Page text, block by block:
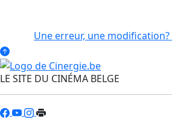
Une erreur, une modification?
LE SITE DU CINÉMA BELGE